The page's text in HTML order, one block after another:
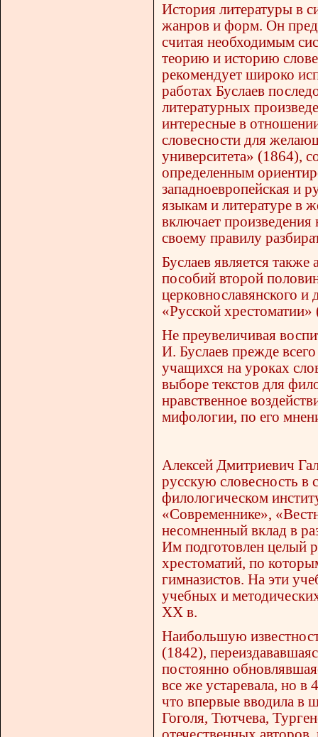
История литературы в
жанров и форм. Он
считая необходимым
теорию и историю
рекомендует широко
работах Буслаев
литературных
интересные в
словесности для
университета» (1864),
определенным
западноевропейская и
языкам и литературе в
включает произведения
своему правилу
Буслаев является
пособий второй
церковнославянского и
«Русской
Не преувеличивая
И. Буслаев прежде
учащихся на уроках
выборе текстов для
нравственное
мифологии, по его
Алексей Дмитриевич
русскую словесность в
филологическом
«Современнике»,
несомненный вклад в
Им подготовлен целый
хрестоматий, по
гимназистов. На эти
учебных и
XX в.
Наибольшую
(1842),
постоянно
все же устаревала, но в
что впервые вводила в
Гоголя, Тютчева,
отечественных